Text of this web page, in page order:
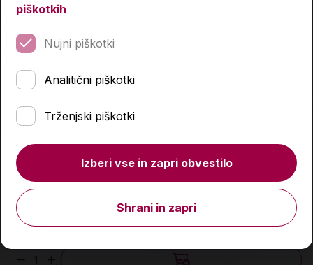
Zlate Grimmove pravljice
44,99 €
piškotkih
Nujni piškotki
Analitični piškotki
Trženjski piškotki
Izberi vse in zapri obvestilo
Shrani in zapri